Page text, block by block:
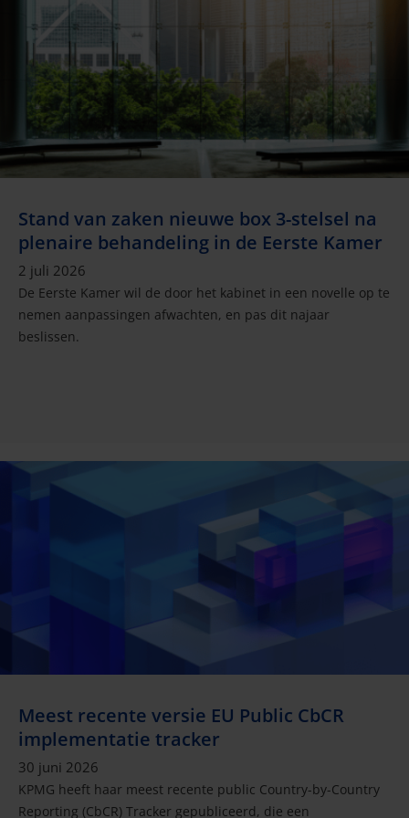
Stand van zaken nieuwe box 3-stelsel na
plenaire behandeling in de Eerste Kamer
2 juli 2026
De Eerste Kamer wil de door het kabinet in een novelle op te
nemen aanpassingen afwachten, en pas dit najaar
beslissen.
Meest recente versie EU Public CbCR
implementatie tracker
30 juni 2026
KPMG heeft haar meest recente public Country-by-Country
Reporting (CbCR) Tracker gepubliceerd, die een